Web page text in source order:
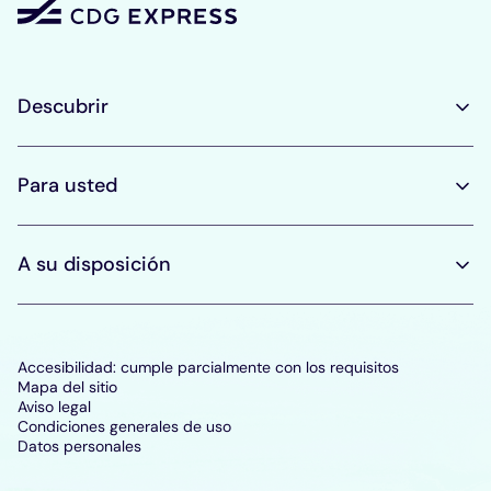
Descubrir
Para usted
A su disposición
Accesibilidad: cumple parcialmente con los requisitos
Mapa del sitio
Aviso legal
Condiciones generales de uso
Datos personales